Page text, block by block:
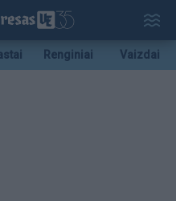
Renginiai Vaizdai